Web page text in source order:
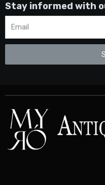
Stay informed with